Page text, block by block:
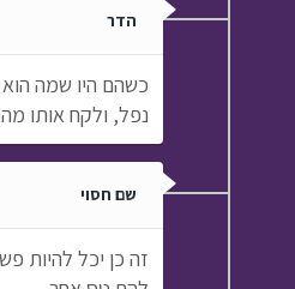
הדר
כשהם היו שמה
נפל, ולקח אותו
שם חסוי
זה כן יכל להיות